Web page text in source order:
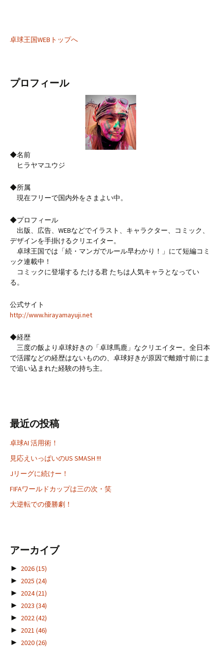
卓球王国WEBトップへ
プロフィール
◆名前
ヒラヤマユウジ
◆所属
現在フリーで国内外をさまよい中。
◆プロフィール
出版、広告、WEBなどでイラスト、キャラクター、コミック、
デザインを手掛けるクリエイター。
卓球王国では「続・マンガでルール早わかり！」にて短編コミ
ック連載中！
コミックに登場する たける君 たちは人気キャラとなってい
る。
公式サイト
http://www.hirayamayuji.net
◆経歴
三度の飯より卓球好きの「卓球馬鹿」なクリエイター。全日本
で活躍などの経歴はないものの、卓球好きが原因で離婚寸前にま
で追い込まれた経験の持ち主。
最近の投稿
卓球AI 活用術！
見応えいっぱいのUS SMASH !!!
Jリーグに続けー！
FIFAワールドカップは三の次・笑
大逆転での優勝劇！
アーカイブ
► 2026(15)
► 2025 (24)
► 2024(21)
► 2023 (34)
► 2022(42)
► 2021 (46)
► 2020(26)